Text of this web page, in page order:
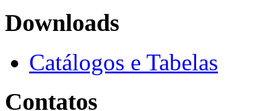
Downloads
Catálogos e Tabelas
Contatos